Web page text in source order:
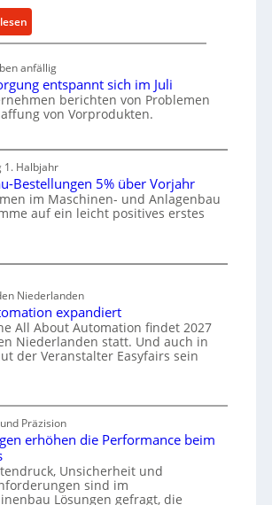
E
s
a
t
z
t
l
e
n
n
a
l
i
g
e
W
r
k
z
e
a
u
p
r
e
s
s
D
u
t
s
h
e
W
s
h
a
f
t
i
g
t
s
i
anfällig
entspannt sich im Juli
berichten von Problemen
von Vorprodukten.
1. Halbjahr
Bestellungen 5% über Vorjahr
im Maschinen- und Anlagenbau
auf ein leicht positives erstes
Niederlanden
expandiert
All About Automation findet 2027
Niederlanden statt. Und auch in
der Veranstalter Easyfairs sein
Präzision
erhöhen die Performance beim
Unsicherheit und
sind im
Lösungen gefragt, die